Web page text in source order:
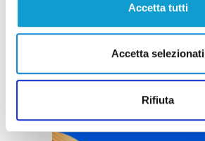
Accetta tutti
Accetta selezionati
Rifiuta